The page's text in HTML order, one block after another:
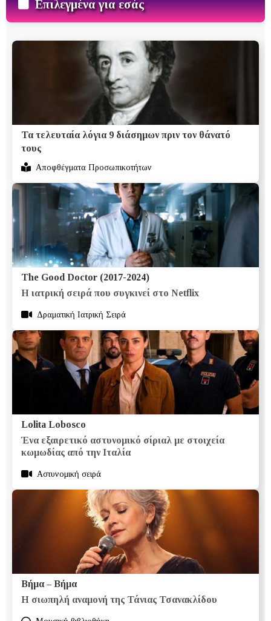
Επιλεγμένα για εσάς
Τα τελευταία λόγια 9 διάσημων πριν τον θάνατό
τους
Αποφθέγματα Προσωπικοτήτων
The Good Doctor (2017-2024)
Η ιατρική σειρά που συγκινεί στο Netflix
Δραματική Ιατρική Σειρά
Lolita Lobosco
Ένα εξαιρετικό αστυνομικό σίριαλ με στοιχεία
κωμωδίας από την Ιταλία
Αστυνομική σειρά
Βήμα – Βήμα
Η σιωπηλή αναμονή της Τάνιας Τσανακλίδου